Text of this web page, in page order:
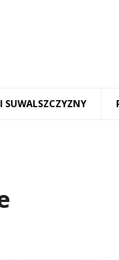
SUWALSZCZYZNY